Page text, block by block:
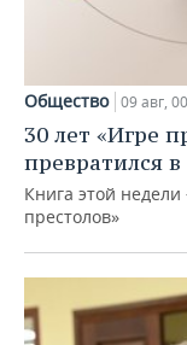
Общество 09 авг,
30 лет «Игре
превратился
Книга этой
престолов»